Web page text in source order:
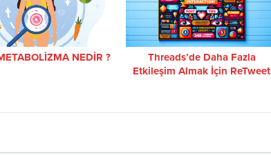
NEDİR ?
Threads’de Daha Fazla
Etkileşim Almak İçin ReTweet